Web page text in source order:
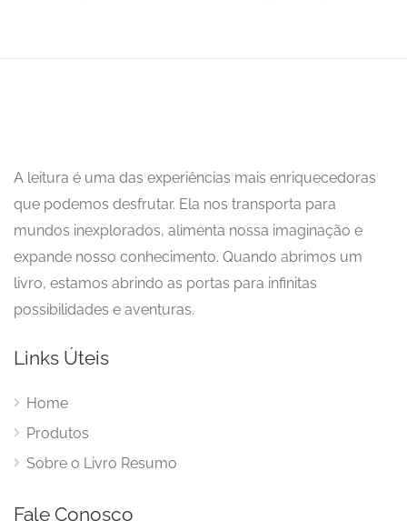
A leitura é uma das experiências mais enriquecedoras
que podemos desfrutar. Ela nos transporta para
mundos inexplorados, alimenta nossa imaginação e
expande nosso conhecimento. Quando abrimos um
livro, estamos abrindo as portas para infinitas
possibilidades e aventuras.
Links Úteis
Home
Produtos
Sobre o Livro Resumo
Fale Conosco